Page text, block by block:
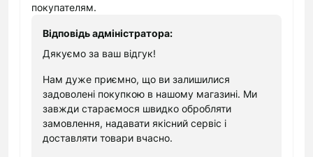
вимога до придбання продукції такого плану -
надійність постачальника. Представники
містах України готові гарантувати наявність
виключно фірмових деталей в асортименті. В
наявності завжди є основні моделі iPhone,
iPad, iPod, а також різні аксесуари для них.
покупателям.
Відповідь адміністратора:
Дякуємо за ваш відгук!
Нам дуже приємно, що ви залишилися
задоволені покупкою в нашому магазині. Ми
завжди стараємося швидко обробляти
замовлення, надавати якісний сервіс і
доставляти товари вчасно.